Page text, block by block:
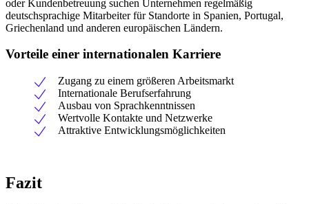
oder Kundenbetreuung suchen Unternehmen regelmäßig
deutschsprachige Mitarbeiter für Standorte in Spanien, Portugal,
Griechenland und anderen europäischen Ländern.
Vorteile einer internationalen Karriere
Zugang zu einem größeren Arbeitsmarkt
Internationale Berufserfahrung
Ausbau von Sprachkenntnissen
Wertvolle Kontakte und Netzwerke
Attraktive Entwicklungsmöglichkeiten
Fazit